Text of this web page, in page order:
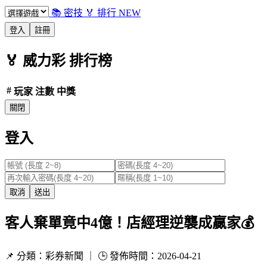
📚 密技 🏅 排行 NEW
登入 註冊
🏅 威力彩排行榜
# 玩家 注數 中獎
關閉
登入
取消 送出
客人棄單竟中4億！店經理逆襲成贏家💰
📌 分類：彩券新聞 ｜ 🕒 發佈時間：2026-04-21